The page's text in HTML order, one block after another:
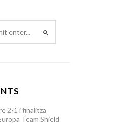
2-1 i finalitza
Team Shield